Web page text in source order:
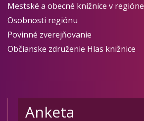
Mestské a obecné knižnice v regióne
Osobnosti regiónu
Povinné zverejňovanie
Občianske združenie Hlas knižnice
Anketa